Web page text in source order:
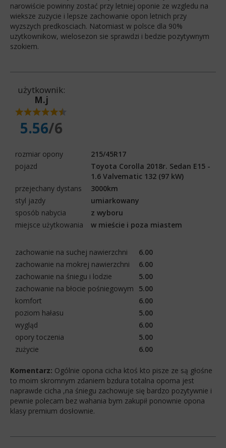
narowiście powinny zostać przy letniej oponie ze wzgledu na
wieksze zuzycie i lepsze zachowanie opon letnich przy
wyzszych predkosciach. Natomiast w polsce dla 90%
uzytkownikow, wielosezon sie sprawdzi i bedzie pozytywnym
szokiem.
użytkownik:
M.j
5.56/6
rozmiar opony
215/45R17
pojazd
Toyota Corolla 2018r. Sedan E15 -
1.6 Valvematic 132 (97 kW)
przejechany dystans
3000km
styl jazdy
umiarkowany
sposób nabycia
z wyboru
miejsce użytkowania
w mieście i poza miastem
zachowanie na suchej nawierzchni
6.00
zachowanie na mokrej nawierzchni
6.00
zachowanie na śniegu i lodzie
5.00
zachowanie na błocie pośniegowym
5.00
komfort
6.00
poziom hałasu
5.00
wygląd
6.00
opory toczenia
5.00
zużycie
6.00
Komentarz: Ogólnie opona cicha ktoś kto pisze ze są głośne
to moim skromnym zdaniem bzdura totalna opoma jest
naprawde cicha ,na śniegu zachowuje się bardzo pozytywnie i
pewnie polecam bez wahania bym zakupił ponownie opona
klasy premium dosłownie.